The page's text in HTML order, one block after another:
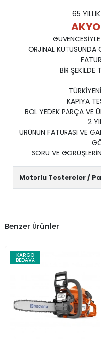
65
ORJİNAL KUTUSUNDA
BİR ŞEKİLDE
KAPIYA
BOL YEDEK PARÇA VE
2
ÜRÜNÜN FATURASI VE
SORU VE
Motorlu Testereler /
Benzer Ürünler
KARGO
BEDAVA